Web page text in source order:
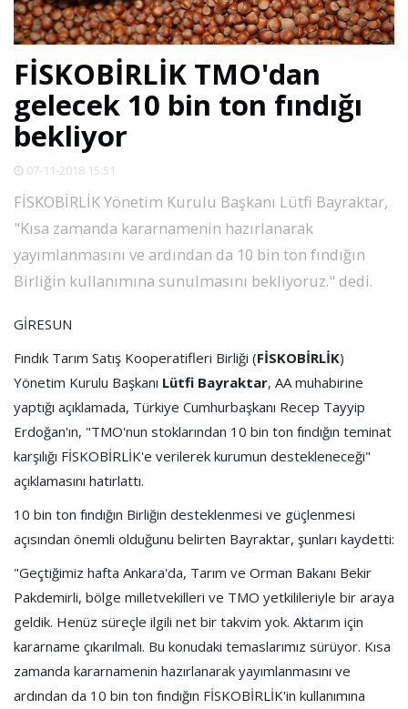
SPOR
DÜNYA
VİDEO
YAZARLAR
RESMİ
REKLAMLAR
FİSKOBİRLİK TMO'dan
gelecek 10 bin ton fındığı
bekliyor
07-11-2018 15:51
FİSKOBİRLİK Yönetim Kurulu Başkanı Lütfi Bayraktar,
"Kısa zamanda kararnamenin hazırlanarak
yayımlanmasını ve ardından da 10 bin ton fındığın
Birliğin kullanımına sunulmasını bekliyoruz." dedi.
GİRESUN
Fındık Tarım Satış Kooperatifleri Birliği (FİSKOBİRLİK)
Yönetim Kurulu Başkanı Lütfi Bayraktar, AA muhabirine
yaptığı açıklamada, Türkiye Cumhurbaşkanı Recep Tayyip
Erdoğan'ın, "TMO'nun stoklarından 10 bin ton fındığın teminat
karşılığı FİSKOBİRLİK'e verilerek kurumun destekleneceği"
açıklamasını hatırlattı.
10 bin ton fındığın Birliğin desteklenmesi ve güçlenmesi
açısından önemli olduğunu belirten Bayraktar, şunları kaydetti:
"Geçtiğimiz hafta Ankara'da, Tarım ve Orman Bakanı Bekir
Pakdemirli, bölge milletvekilleri ve TMO yetkilileriyle bir araya
geldik. Henüz süreçle ilgili net bir takvim yok. Aktarım için
kararname çıkarılmalı. Bu konudaki temaslarımız sürüyor. Kısa
zamanda kararnamenin hazırlanarak yayımlanmasını ve
ardından da 10 bin ton fındığın FİSKOBİRLİK'in kullanımına